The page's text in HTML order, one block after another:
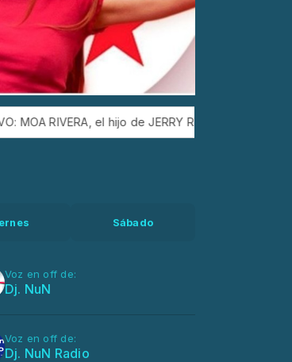
el hijo de JERRY RIVERA, siguiendo los
Sábado
Voz en off de:
Dj. NuN
Voz en off de:
Dj. NuN Radio